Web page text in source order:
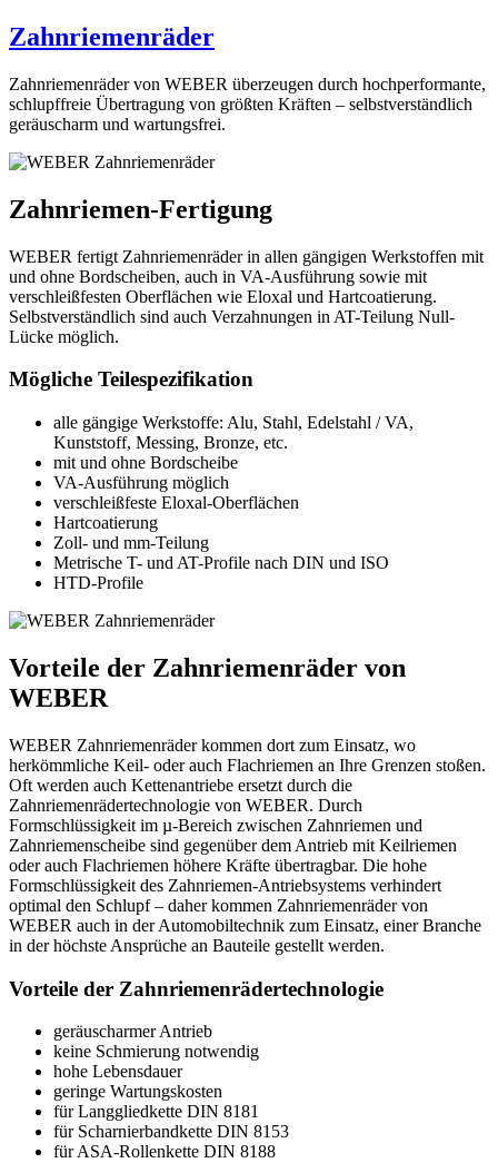
Zahnriemenräder
Zahnriemenräder von WEBER überzeugen durch hochperformante,
schlupffreie Übertragung von größten Kräften – selbstverständlich
geräuscharm und wartungsfrei.
Zahnriemen-Fertigung
WEBER fertigt Zahnriemenräder in allen gängigen Werkstoffen mit
und ohne Bordscheiben, auch in VA-Ausführung sowie mit
verschleißfesten Oberflächen wie Eloxal und Hartcoatierung.
Selbstverständlich sind auch Verzahnungen in AT-Teilung Null-
Lücke möglich.
Mögliche Teilespezifikation
alle gängige Werkstoffe: Alu, Stahl, Edelstahl / VA,
Kunststoff, Messing, Bronze, etc.
mit und ohne Bordscheibe
VA-Ausführung möglich
verschleißfeste Eloxal-Oberflächen
Hartcoatierung
Zoll- und mm-Teilung
Metrische T- und AT-Profile nach DIN und ISO
HTD-Profile
Vorteile der Zahnriemenräder von
WEBER
WEBER Zahnriemenräder kommen dort zum Einsatz, wo
herkömmliche Keil- oder auch Flachriemen an Ihre Grenzen stoßen.
Oft werden auch Kettenantriebe ersetzt durch die
Zahnriemenrädertechnologie von WEBER. Durch
Formschlüssigkeit im µ-Bereich zwischen Zahnriemen und
Zahnriemenscheibe sind gegenüber dem Antrieb mit Keilriemen
oder auch Flachriemen höhere Kräfte übertragbar. Die hohe
Formschlüssigkeit des Zahnriemen-Antriebsystems verhindert
optimal den Schlupf – daher kommen Zahnriemenräder von
WEBER auch in der Automobiltechnik zum Einsatz, einer Branche
in der höchste Ansprüche an Bauteile gestellt werden.
Vorteile der Zahnriemenrädertechnologie
geräuscharmer Antrieb
keine Schmierung notwendig
hohe Lebensdauer
geringe Wartungskosten
für Langgliedkette DIN 8181
für Scharnierbandkette DIN 8153
für ASA-Rollenkette DIN 8188